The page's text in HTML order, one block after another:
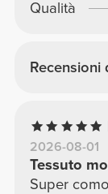
Qualità
Recensioni
2026-08-01
Tessuto
Super